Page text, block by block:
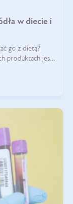
w diecie i
go z dietą?
produktach jest